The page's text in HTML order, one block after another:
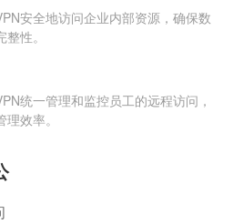
安全地访问企业内部资源，确保数
性。
统一管理和监控员工的远程访问，
效率。